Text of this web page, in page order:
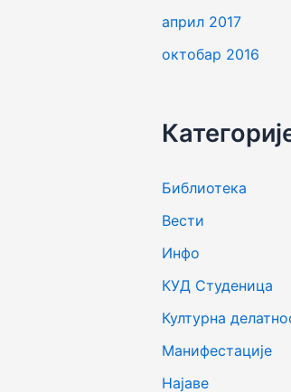
април 2017
октобар 2016
Библиотека
Вести
Инфо
КУД Студеница
Културна
Манифестације
Најаве